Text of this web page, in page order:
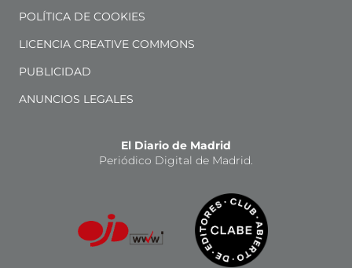
POLÍTICA DE COOKIES
LICENCIA CREATIVE COMMONS
PUBLICIDAD
ANUNCIOS LEGALES
El Diario de Madrid
Periódico Digital de Madrid.